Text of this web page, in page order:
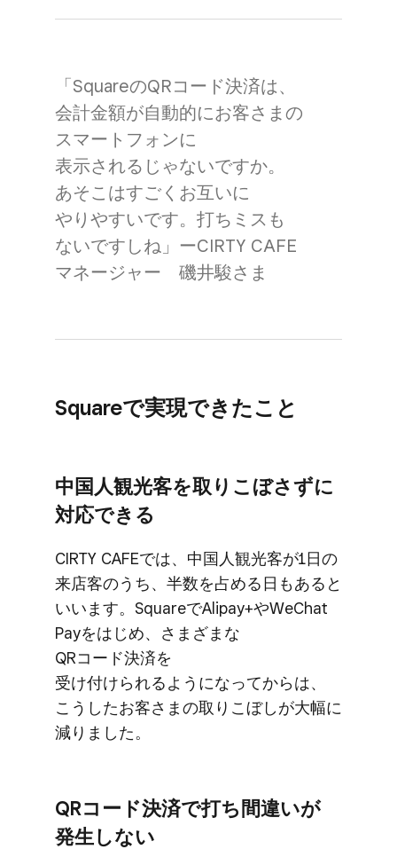
「Squareの​QRコード決済は、​
会計金額が​自動的に​お客さまの​
スマートフォンに​
表示されるじゃないですか。​
あそこは​すごく​お互いに​
やりやすいです。​打ちミスも​
ないですしね」ーCIRTY CAFE
マネージャー 磯井駿さま
Squareで​実現できた​こと
中国人観光客を​取り​こぼさずに​
対応できる
CIRTY CAFEでは、​中国人観光客が​1日の​
来店客の​うち、​半数を​占める​日も​あると​
いいます。​Squareで​Alipay+や​WeChat
Payを​はじめ、​さまざまな​
QRコード決済を​
受け付けられるようになってからは、​
こうした​お客さまの​取り​こぼしが​大幅に​
減りました。
QRコード決済で​打ち間違いが​
発生しない